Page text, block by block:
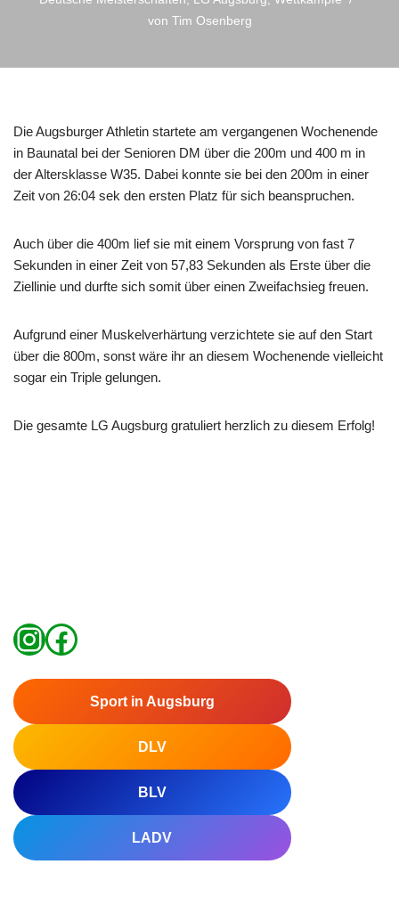
von Tim Osenberg
Die Augsburger Athletin startete am vergangenen Wochenende
in Baunatal bei der Senioren DM über die 200m und 400 m in
der Altersklasse W35. Dabei konnte sie bei den 200m in einer
Zeit von 26:04 sek den ersten Platz für sich beanspruchen.
Auch über die 400m lief sie mit einem Vorsprung von fast 7
Sekunden in einer Zeit von 57,83 Sekunden als Erste über die
Ziellinie und durfte sich somit über einen Zweifachsieg freuen.
Aufgrund einer Muskelverhärtung verzichtete sie auf den Start
über die 800m, sonst wäre ihr an diesem Wochenende vielleicht
sogar ein Triple gelungen.
Die gesamte LG Augsburg gratuliert herzlich zu diesem Erfolg!
Sport in Augsburg
DLV
BLV
LADV